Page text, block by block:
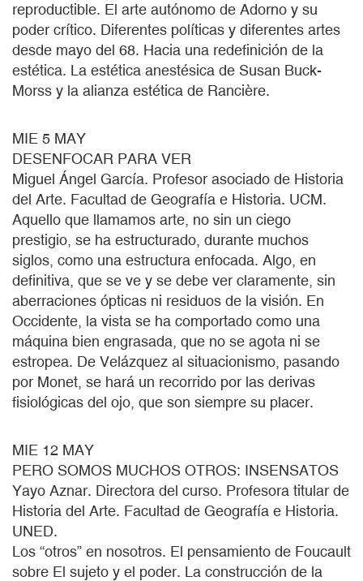
reproductible. El arte autónomo de Adorno y su
poder crítico. Diferentes políticas y diferentes artes
desde mayo del 68. Hacia una redefinición de la
estética. La estética anestésica de Susan Buck-
Morss y la alianza estética de Rancière.
MIE 5 MAY
DESENFOCAR PARA VER
Miguel Ángel García. Profesor asociado de Historia
del Arte. Facultad de Geografía e Historia. UCM.
Aquello que llamamos arte, no sin un ciego
prestigio, se ha estructurado, durante muchos
siglos, como una estructura enfocada. Algo, en
definitiva, que se ve y se debe ver claramente, sin
aberraciones ópticas ni residuos de la visión. En
Occidente, la vista se ha comportado como una
máquina bien engrasada, que no se agota ni se
estropea. De Velázquez al situacionismo, pasando
por Monet, se hará un recorrido por las derivas
fisiológicas del ojo, que son siempre su placer.
MIE 12 MAY
PERO SOMOS MUCHOS OTROS: INSENSATOS
Yayo Aznar. Directora del curso. Profesora titular de
Historia del Arte. Facultad de Geografía e Historia.
UNED.
Los “otros” en nosotros. El pensamiento de Foucault
sobre El sujeto y el poder. La construcción de la